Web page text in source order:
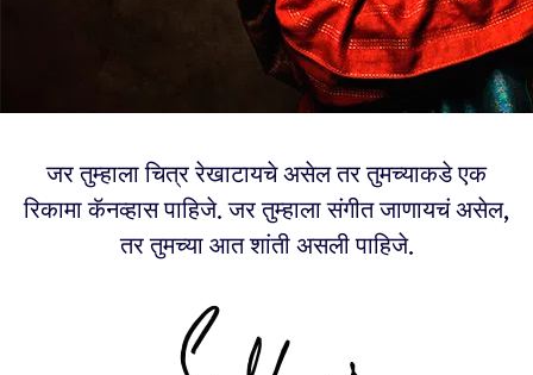
जर तुम्हाला चित्र रेखाटायचे असेल तर तुमच्याकडे एक
रिकामा कॅनव्हास पाहिजे. जर तुम्हाला संगीत जाणायचं असेल,
तर तुमच्या आत शांती असली पाहिजे.